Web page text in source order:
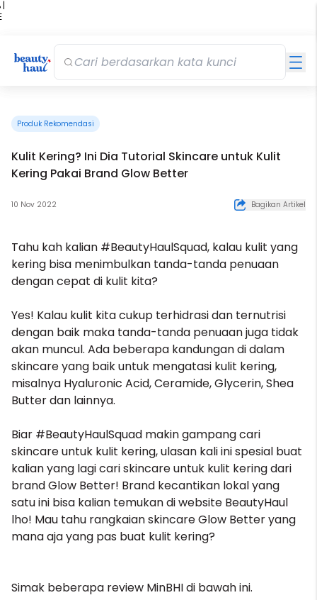
|
Produk Rekomendasi
Kulit Kering? Ini Dia Tutorial Skincare untuk Kulit
Kering Pakai Brand Glow Better
10 Nov 2022 Bagikan Artikel
Tahu kah kalian #BeautyHaulSquad, kalau kulit yang
kering bisa menimbulkan tanda-tanda penuaan
dengan cepat di kulit kita?
Yes! Kalau kulit kita cukup terhidrasi dan ternutrisi
dengan baik maka tanda-tanda penuaan juga tidak
akan muncul. Ada beberapa kandungan di dalam
skincare yang baik untuk mengatasi kulit kering,
misalnya Hyaluronic Acid, Ceramide, Glycerin, Shea
Butter dan lainnya.
Biar #BeautyHaulSquad makin gampang cari
skincare untuk kulit kering, ulasan kali ini spesial buat
kalian yang lagi cari skincare untuk kulit kering dari
brand Glow Better! Brand kecantikan lokal yang
satu ini bisa kalian temukan di website BeautyHaul
lho! Mau tahu rangkaian skincare Glow Better yang
mana aja yang pas buat kulit kering?
Simak beberapa review MinBHI di bawah ini.